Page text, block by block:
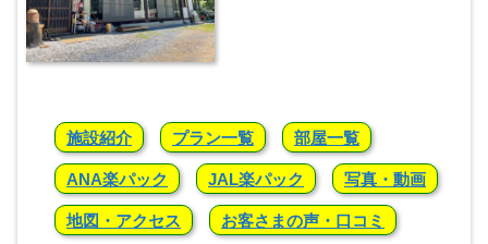
施設紹介 プラン一覧 部屋一覧
ANA楽パック JAL楽パック 写真・動画
地図・アクセス お客さまの声・口コミ